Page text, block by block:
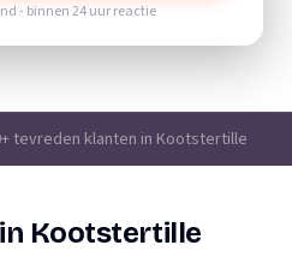
- binnen 24 uur reactie
tevreden klanten in Kootstertille
Kootstertille